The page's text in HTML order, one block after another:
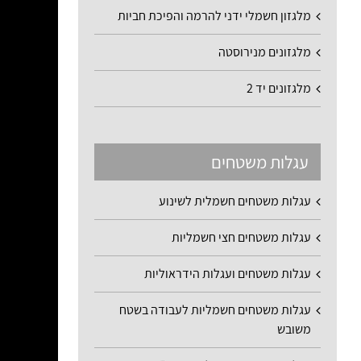
מלגזון חשמלי ידני להרמה והפיכת חביות
מלגזונים מנירוסטה
מלגזונים יד 2
עגלות משטחים
עגלות משטחים חשמלית לשינוע
עגלות משטחים חצי חשמליות
עגלות משטחים ועגלות הידראוליות
עגלות משטחים חשמליות לעבודה בשטח
משובש